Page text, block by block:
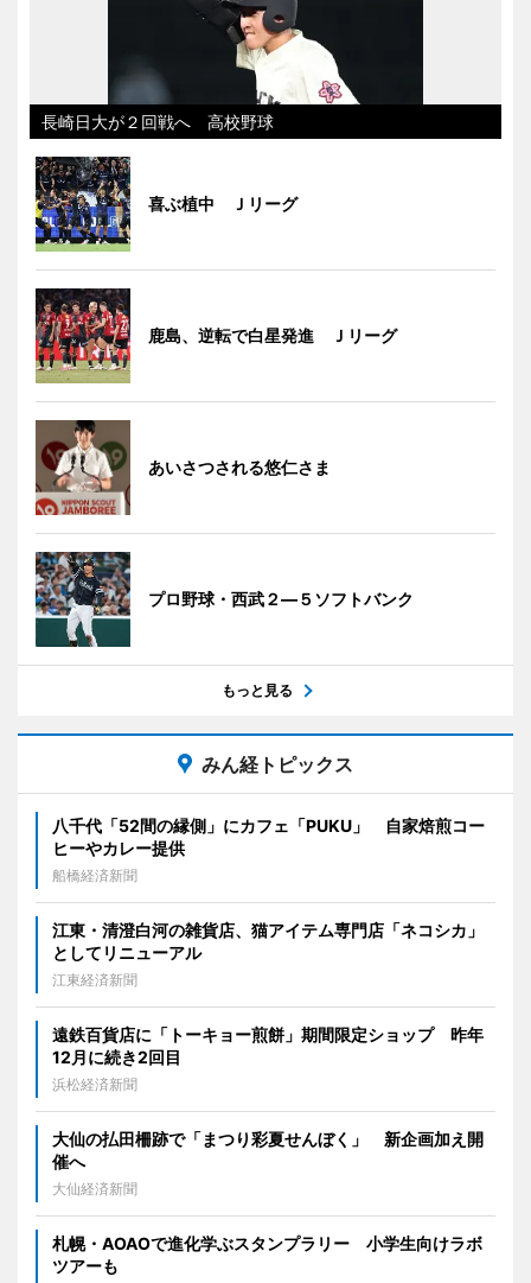
長崎日大が２回戦へ 高校野球
喜ぶ植中 Ｊリーグ
鹿島、逆転で白星発進 Ｊリーグ
あいさつされる悠仁さま
プロ野球・西武２―５ソフトバンク
もっと見る
みん経トピックス
八千代「52間の縁側」にカフェ「PUKU」 自家焙煎コー
ヒーやカレー提供
船橋経済新聞
江東・清澄白河の雑貨店、猫アイテム専門店「ネコシカ」
としてリニューアル
江東経済新聞
遠鉄百貨店に「トーキョー煎餅」期間限定ショップ 昨年
12月に続き2回目
浜松経済新聞
大仙の払田柵跡で「まつり彩夏せんぼく」 新企画加え開
催へ
大仙経済新聞
札幌・AOAOで進化学ぶスタンプラリー 小学生向けラボ
ツアーも